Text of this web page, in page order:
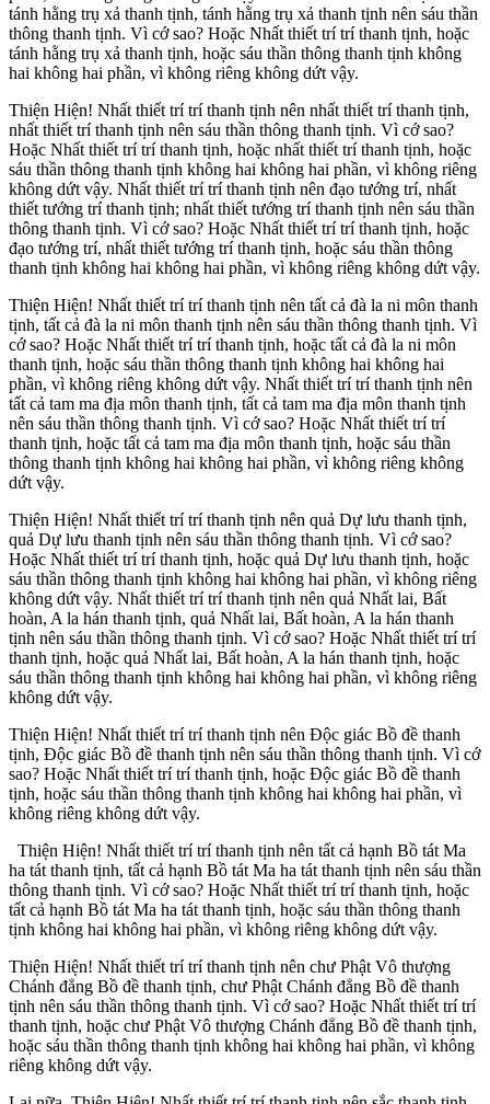
tánh hằng trụ xả thanh tịnh, tánh hằng trụ xả thanh tịnh nên sáu thần
thông thanh tịnh. Vì cớ sao? Hoặc Nhất thiết trí trí thanh tịnh, hoặc
tánh hằng trụ xả thanh tịnh, hoặc sáu thần thông thanh tịnh không
hai không hai phần, vì không riêng không dứt vậy.
Thiện Hiện! Nhất thiết trí trí thanh tịnh nên nhất thiết trí thanh tịnh,
nhất thiết trí thanh tịnh nên sáu thần thông thanh tịnh. Vì cớ sao?
Hoặc Nhất thiết trí trí thanh tịnh, hoặc nhất thiết trí thanh tịnh, hoặc
sáu thần thông thanh tịnh không hai không hai phần, vì không riêng
không dứt vậy. Nhất thiết trí trí thanh tịnh nên đạo tướng trí, nhất
thiết tướng trí thanh tịnh; nhất thiết tướng trí thanh tịnh nên sáu thần
thông thanh tịnh. Vì cớ sao? Hoặc Nhất thiết trí trí thanh tịnh, hoặc
đạo tướng trí, nhất thiết tướng trí thanh tịnh, hoặc sáu thần thông
thanh tịnh không hai không hai phần, vì không riêng không dứt vậy.
Thiện Hiện! Nhất thiết trí trí thanh tịnh nên tất cả đà la ni môn thanh
tịnh, tất cả đà la ni môn thanh tịnh nên sáu thần thông thanh tịnh. Vì
cớ sao? Hoặc Nhất thiết trí trí thanh tịnh, hoặc tất cả đà la ni môn
thanh tịnh, hoặc sáu thần thông thanh tịnh không hai không hai
phần, vì không riêng không dứt vậy. Nhất thiết trí trí thanh tịnh nên
tất cả tam ma địa môn thanh tịnh, tất cả tam ma địa môn thanh tịnh
nên sáu thần thông thanh tịnh. Vì cớ sao? Hoặc Nhất thiết trí trí
thanh tịnh, hoặc tất cả tam ma địa môn thanh tịnh, hoặc sáu thần
thông thanh tịnh không hai không hai phần, vì không riêng không
dứt vậy.
Thiện Hiện! Nhất thiết trí trí thanh tịnh nên quả Dự lưu thanh tịnh,
quả Dự lưu thanh tịnh nên sáu thần thông thanh tịnh. Vì cớ sao?
Hoặc Nhất thiết trí trí thanh tịnh, hoặc quả Dự lưu thanh tịnh, hoặc
sáu thần thông thanh tịnh không hai không hai phần, vì không riêng
không dứt vậy. Nhất thiết trí trí thanh tịnh nên quả Nhất lai, Bất
hoàn, A la hán thanh tịnh, quả Nhất lai, Bất hoàn, A la hán thanh
tịnh nên sáu thần thông thanh tịnh. Vì cớ sao? Hoặc Nhất thiết trí trí
thanh tịnh, hoặc quả Nhất lai, Bất hoàn, A la hán thanh tịnh, hoặc
sáu thần thông thanh tịnh không hai không hai phần, vì không riêng
không dứt vậy.
Thiện Hiện! Nhất thiết trí trí thanh tịnh nên Ðộc giác Bồ đề thanh
tịnh, Ðộc giác Bồ đề thanh tịnh nên sáu thần thông thanh tịnh. Vì cớ
sao? Hoặc Nhất thiết trí trí thanh tịnh, hoặc Ðộc giác Bồ đề thanh
tịnh, hoặc sáu thần thông thanh tịnh không hai không hai phần, vì
không riêng không dứt vậy.
Thiện Hiện! Nhất thiết trí trí thanh tịnh nên tất cả hạnh Bồ tát Ma
ha tát thanh tịnh, tất cả hạnh Bồ tát Ma ha tát thanh tịnh nên sáu thần
thông thanh tịnh. Vì cớ sao? Hoặc Nhất thiết trí trí thanh tịnh, hoặc
tất cả hạnh Bồ tát Ma ha tát thanh tịnh, hoặc sáu thần thông thanh
tịnh không hai không hai phần, vì không riêng không dứt vậy.
Thiện Hiện! Nhất thiết trí trí thanh tịnh nên chư Phật Vô thượng
Chánh đẳng Bồ đề thanh tịnh, chư Phật Chánh đẳng Bồ đề thanh
tịnh nên sáu thần thông thanh tịnh. Vì cớ sao? Hoặc Nhất thiết trí trí
thanh tịnh, hoặc chư Phật Vô thượng Chánh đẳng Bồ đề thanh tịnh,
hoặc sáu thần thông thanh tịnh không hai không hai phần, vì không
riêng không dứt vậy.